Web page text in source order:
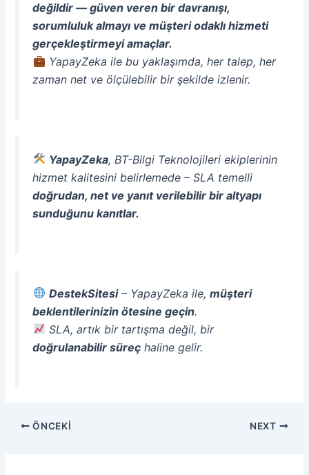
değildir — güven veren bir davranışı,
sorumluluk almayı ve müşteri odaklı hizmeti
gerçekleştirmeyi amaçlar.
YapayZeka ile bu yaklaşımda, her talep, her
zaman net ve ölçülebilir bir şekilde izlenir.
YapayZeka, BT-Bilgi Teknolojileri ekiplerinin
hizmet kalitesini belirlemede – SLA temelli
doğrudan, net ve yanıt verilebilir bir altyapı
sunduğunu kanıtlar.
DestekSitesi– YapayZeka ile, müşteri
beklentilerinizin ötesine geçin.
SLA, artık bir tartışma değil, bir
doğrulanabilir süreç haline gelir.
ÖNCEKI NEXT